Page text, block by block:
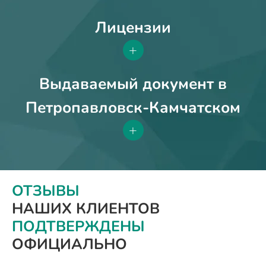
Лицензии
+
Выдаваемый документ в
Петропавловск-Камчатском
+
ОТЗЫВЫ
НАШИХ КЛИЕНТОВ
ПОДТВЕРЖДЕНЫ
ОФИЦИАЛЬНО